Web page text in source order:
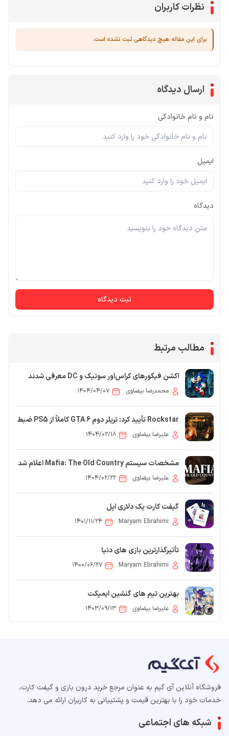
نظرات کاربران
برای این مقاله هیچ دیدگاهی ثبت نشده است.
ارسال دیدگاه
نام و نام خانوادگی
ایمیل
دیدگاه
ثبت دیدگاه
مطالب مرتبط
اکشن فیگورهای کراس‌اور سونیک و DC معرفی شدند
محمدرضا بیضاوی ۱۴۰۴/۰۴/۰۷
Rockstar تأیید کرد: تریلر دوم GTA 6 کاملاً از PS5 ضبط
شده است؛ معرفی شخصیت‌ها
علیرضا بیضاوی ۱۴۰۴/۰۲/۱۸
مشخصات سیستم Mafia: The Old Country اعلام شد
علیرضا بیضاوی ۱۴۰۴/۰۲/۲۲
گیفت کارت یک دلاری اپل
Maryam Ebrahimi ۱۴۰۱/۱۱/۲۴
تأثیرگذارترین بازی های دنیا
Maryam Ebrahimi ۱۴۰۰/۰۶/۲۷
بهترین تیم های گنشین ایمپکت
علیرضا بیضاوی ۱۴۰۳/۰۹/۱۳
فروشگاه آنلاین آی گیم به عنوان مرجع خرید درون بازی و گیفت کارت،
خدمات خود را با بهترین قیمت و پشتییانی به کاربران ارائه می دهد.
شبکه های اجتماعی